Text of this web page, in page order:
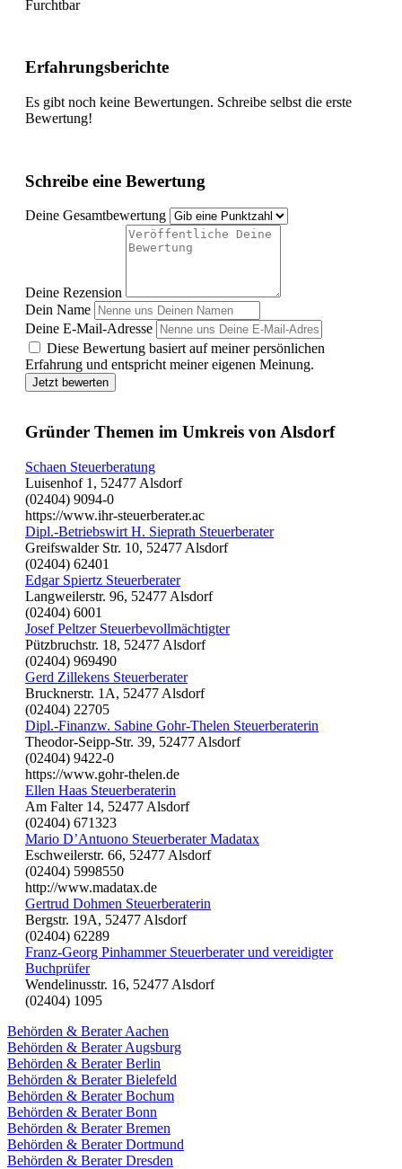
Furchtbar
Erfahrungsberichte
Es gibt noch keine Bewertungen. Schreibe selbst die erste
Bewertung!
Schreibe eine Bewertung
Deine Gesamtbewertung
Deine Rezension
Dein Name
Deine E-Mail-Adresse
Diese Bewertung basiert auf meiner persönlichen
Erfahrung und entspricht meiner eigenen Meinung.
Jetzt bewerten
Gründer Themen im Umkreis von Alsdorf
Schaen Steuerberatung
Luisenhof 1, 52477 Alsdorf
(02404) 9094-0
https://www.ihr-steuerberater.ac
Dipl.-Betriebswirt H. Sieprath Steuerberater
Greifswalder Str. 10, 52477 Alsdorf
(02404) 62401
Edgar Spiertz Steuerberater
Langweilerstr. 96, 52477 Alsdorf
(02404) 6001
Josef Peltzer Steuerbevollmächtigter
Pützbruchstr. 18, 52477 Alsdorf
(02404) 969490
Gerd Zillekens Steuerberater
Brucknerstr. 1A, 52477 Alsdorf
(02404) 22705
Dipl.-Finanzw. Sabine Gohr-Thelen Steuerberaterin
Theodor-Seipp-Str. 39, 52477 Alsdorf
(02404) 9422-0
https://www.gohr-thelen.de
Ellen Haas Steuerberaterin
Am Falter 14, 52477 Alsdorf
(02404) 671323
Mario D’Antuono Steuerberater Madatax
Eschweilerstr. 66, 52477 Alsdorf
(02404) 5998550
http://www.madatax.de
Gertrud Dohmen Steuerberaterin
Bergstr. 19A, 52477 Alsdorf
(02404) 62289
Franz-Georg Pinhammer Steuerberater und vereidigter
Buchprüfer
Wendelinusstr. 16, 52477 Alsdorf
(02404) 1095
Behörden & Berater Aachen
Behörden & Berater Augsburg
Behörden & Berater Berlin
Behörden & Berater Bielefeld
Behörden & Berater Bochum
Behörden & Berater Bonn
Behörden & Berater Bremen
Behörden & Berater Dortmund
Behörden & Berater Dresden